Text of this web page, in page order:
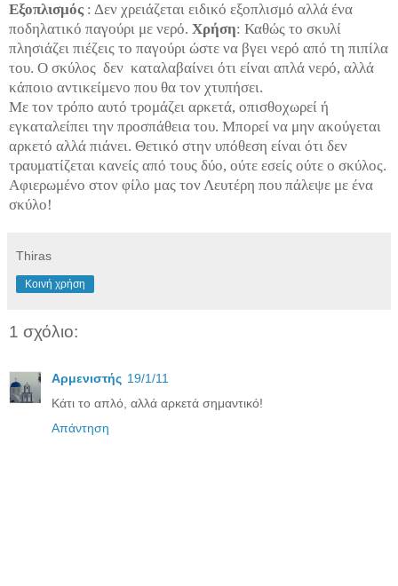
Εξοπλισμός : Δεν χρειάζεται ειδικό εξοπλισμό αλλά ένα
ποδηλατικό παγούρι με νερό. Χρήση: Καθώς το σκυλί
πλησιάζει πιέζεις το παγούρι ώστε να βγει νερό από τη πιπίλα
του. Ο σκύλος δεν καταλαβαίνει ότι είναι απλά νερό, αλλά
κάποιο αντικείμενο που θα τoν χτυπήσει.
Με τον τρόπο αυτό τρομάζει αρκετά, οπισθοχωρεί ή
εγκαταλείπει την προσπάθεια του. Μπορεί να μην ακούγεται
αρκετό αλλά πιάνει. Θετικό στην υπόθεση είναι ότι δεν
τραυματίζεται κανείς από τους δύο, ούτε εσείς ούτε ο σκύλος.
Αφιερωμένο στον φίλο μας τον Λευτέρη που πάλεψε με ένα
σκύλο!
Thiras
Κοινή χρήση
1 σχόλιο:
Αρμενιστής 19/1/11
Κάτι το απλό, αλλά αρκετά σημαντικό!
Απάντηση